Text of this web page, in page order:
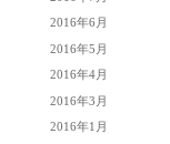
2016年6月
2016年5月
2016年4月
2016年3月
2016年1月